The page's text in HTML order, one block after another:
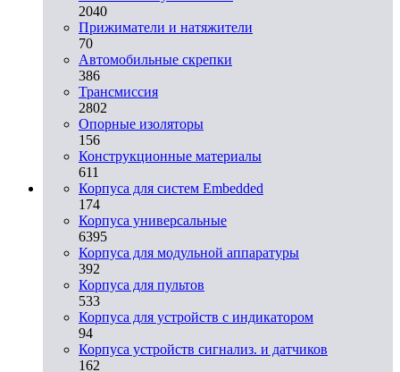
2040
Прижиматели и натяжители
70
Автомобильные скрепки
386
Трансмиссия
2802
Опорные изоляторы
156
Конструкционные материалы
611
Корпуса для систем Embedded
174
Корпуса универсальные
6395
Корпуса для модульной аппаратуры
392
Корпуса для пультов
533
Корпуса для устройств с индикатором
94
Корпуса устройств сигнализ. и датчиков
162